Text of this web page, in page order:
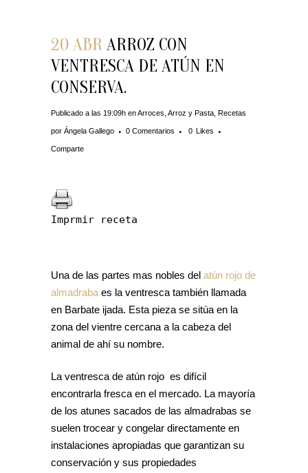
20 ABR ARROZ CON
VENTRESCA DE ATÚN EN
CONSERVA.
Publicado a las 19:09h enArroces Arroz y Pasta Recetas
por Ángela Gallego 0 Comentarios 0 Likes
Comparte
Imprmir receta
Una de las partes mas nobles del atún rojo de
almadraba es la ventresca también llamada
en Barbate ijada. Esta pieza se sitúa en la
zona del vientre cercana a la cabeza del
animal de ahí su nombre.
La ventresca de atún rojo es difícil
encontrarla fresca en el mercado. La mayoría
de los atunes sacados de las almadrabas se
suelen trocear y congelar directamente en
instalaciones apropiadas que garantizan su
conservación y sus propiedades